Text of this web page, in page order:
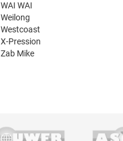
WAI WAI
Weilong
Westcoast
X-Pression
Zab Mike